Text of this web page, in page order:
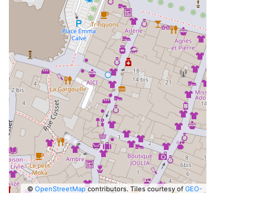
© OpenStreetMapcontributors. Tiles courtesy of GEO-